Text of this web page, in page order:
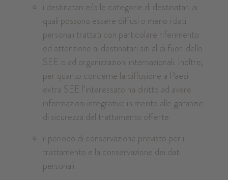
i destinatari e/o le categorie di destinatari ai
quali possono essere diffusi o meno i dati
personali trattati con particolare riferimento
ed attenzione ai destinatari siti al di fuori dello
SEE o ad organizzazioni internazionali. Inoltre,
per quanto concerne la diffusione a Paesi
extra SEE l’interessato ha diritto ad avere
informazioni integrative in merito alle garanzie
di sicurezza del trattamento offerte
il periodo di conservazione previsto per il
trattamento e la conservazione dei dati
personali